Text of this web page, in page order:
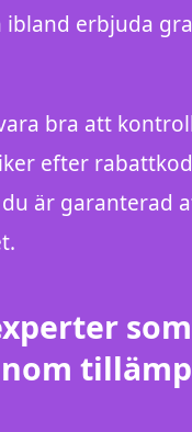
ibland erbjuda
bra att
efter
är garanterad